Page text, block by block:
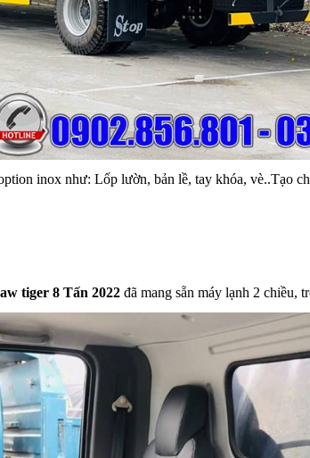
inox như: Lốp lườn, bản lề, tay khóa, vè..Tạo
tiger 8 Tấn 2022 đã mang sẵn máy lạnh 2 chiều,